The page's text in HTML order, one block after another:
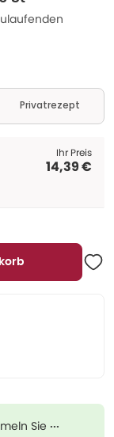
Privatrezept
Ihr Preis
14,39 €
Sie ···